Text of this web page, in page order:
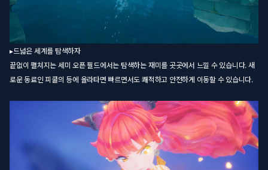
▸드넓은 세계를 탐색하자
끝없이 펼쳐지는 세미 오픈 필드에서는 탐색하는 재미를 곳곳에서 느낄 수 있습니다. 새
로운 동료인 피쿨의 등에 올라타면 빠르면서도 쾌적하고 안전하게 이동할 수 있습니다.